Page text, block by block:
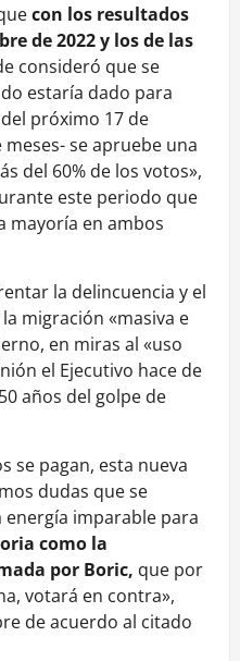
con los resultados
de 2022 y los de las
consideró que se
estaría dado para
próximo 17 de
se apruebe una
del 60% de los votos»,
este periodo que
mayoría en ambos
la delincuencia y el
migración «masiva e
en miras al «uso
el Ejecutivo hace de
años del golpe de
se pagan, esta nueva
dudas que se
imparable para
como la
por Boric, que por
votará en contra»,
de acuerdo al citado